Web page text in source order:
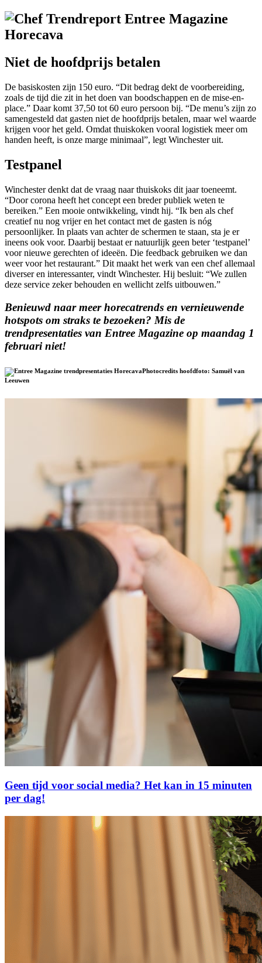
Niet de hoofdprijs betalen
De basiskosten zijn 150 euro. “Dit bedrag dekt de voorbereiding,
zoals de tijd die zit in het doen van boodschappen en de mise-en-
place.” Daar komt 37,50 tot 60 euro persoon bij. “De menu’s zijn zo
samengesteld dat gasten niet de hoofdprijs betalen, maar wel waarde
krijgen voor het geld. Omdat thuiskoken vooral logistiek meer om
handen heeft, is onze marge minimaal”, legt Winchester uit.
Testpanel
Winchester denkt dat de vraag naar thuiskoks dit jaar toeneemt.
“Door corona heeft het concept een breder publiek weten te
bereiken.” Een mooie ontwikkeling, vindt hij. “Ik ben als chef
creatief nu nog vrijer en het contact met de gasten is nóg
persoonlijker. In plaats van achter de schermen te staan, sta je er
ineens ook voor. Daarbij bestaat er natuurlijk geen beter ‘testpanel’
voor nieuwe gerechten of ideeën. Die feedback gebruiken we dan
weer voor het restaurant.” Dit maakt het werk van een chef allemaal
diverser en interessanter, vindt Winchester. Hij besluit: “We zullen
deze service zeker behouden en wellicht zelfs uitbouwen.”
Benieuwd naar meer horecatrends en vernieuwende
hotspots om straks te bezoeken? Mis de
trendpresentaties van Entree Magazine op maandag 1
februari niet!
Photocredits hoofdfoto: Samuël van
Leeuwen
Geen tijd voor social media? Het kan in 15 minuten
per dag!